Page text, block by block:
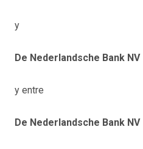
y
De Nederlandsche Bank NV
y entre
De Nederlandsche Bank NV